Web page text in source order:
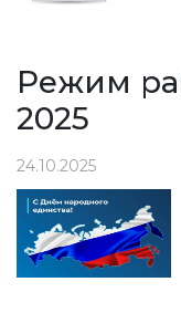
Режим
2025
24.10.2025